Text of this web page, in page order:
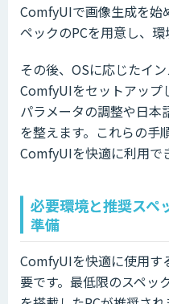
ComfyUIで画像生成を始
ペックのPCを用意し、環
その後、OSに応じたイ
ComfyUIをセットアップ
パラメータの調整や日本
を整えます。これらの手
ComfyUIを快適に利用で
必要環境と推奨スペ
準備
ComfyUIを快適に使用す
要です。最低限のスペッ